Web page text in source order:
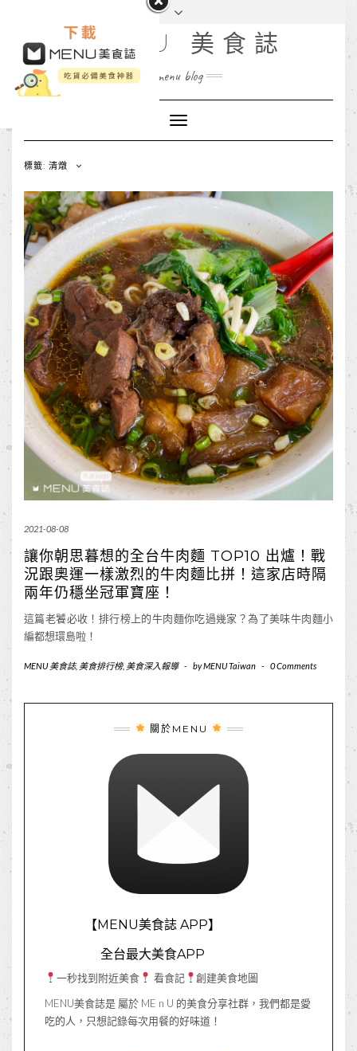
MENU 美食誌
menu blog
Toggle
Navigation
標籤: 清燉
2021-08-08
讓你朝思暮想的全台牛肉麵 TOP10 出爐！戰
況跟奧運一樣激烈的牛肉麵比拼！這家店時隔
兩年仍穩坐冠軍寶座！
這篇老饕必收！排行榜上的牛肉麵你吃過幾家？為了美味牛肉麵小
編都想環島啦！
MENU 美食誌, 美食排行榜, 美食深入報導 - byMENU Taiwan - 0 Comments
關於MENU
【MENU美食誌 APP】
全台最大美食APP
一秒找到附近美食 看食記
創建美食地圖
MENU美食誌是 屬於 ME n U 的美食分享社群，我們都是愛
吃的人，只想記錄每次用餐的好味道！